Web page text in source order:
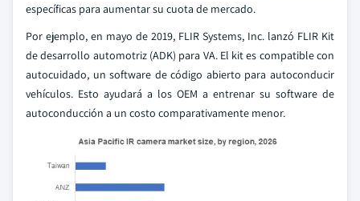
específicas para aumentar su cuota de mercado.
Por ejemplo, en mayo de 2019, FLIR Systems, Inc. lanzó FLIR Kit
de desarrollo automotriz (ADK) para VA. El kit es compatible con
autocuidado, un software de código abierto para autoconducir
vehículos. Esto ayudará a los OEM a entrenar su software de
autoconducción a un costo comparativamente menor.